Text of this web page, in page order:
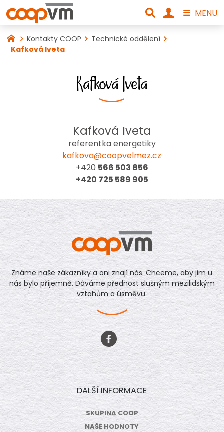
Kontakty COOP
Technické oddělení
Kafková Iveta
Kafková Iveta
Kafková Iveta
referentka energetiky
kafkova@coopvelmez.cz
+420 566 503 856
+420 725 589 905
Známe naše zákazníky a oni znají nás. Chceme, aby jim u
nás bylo příjemně. Dáváme přednost slušným mezilidským
vztahům a úsměvu.
DALŠÍ INFORMACE
SKUPINA COOP
NAŠE HODNOTY
MENU